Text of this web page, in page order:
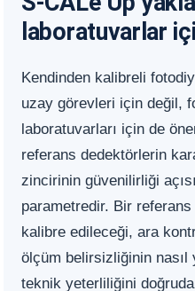
laboratuvarlar
Kendinden kalibreli
uzay görevleri için değil,
laboratuvarları için de
referans dedektörlerin
zincirinin güvenilirliği
parametredir. Bir referans
kalibre edileceği, ara
ölçüm belirsizliğinin nasıl
teknik yeterliliğini